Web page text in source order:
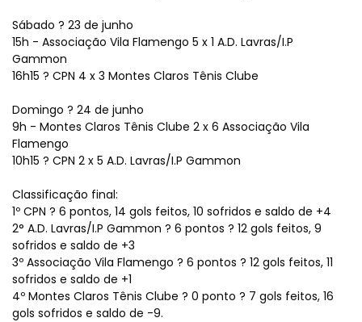
Sábado ? 23 de junho
15h - Associação Vila Flamengo 5 x 1 A.D. Lavras/I.P
Gammon
16h15 ? CPN 4 x 3 Montes Claros Tênis Clube
Domingo ? 24 de junho
9h - Montes Claros Tênis Clube 2 x 6 Associação Vila
Flamengo
10h15 ? CPN 2 x 5 A.D. Lavras/I.P Gammon
Classificação final:
1º CPN ? 6 pontos, 14 gols feitos, 10 sofridos e saldo de +4
2° A.D. Lavras/I.P Gammon ? 6 pontos ? 12 gols feitos, 9
sofridos e saldo de +3
3º Associação Vila Flamengo ? 6 pontos ? 12 gols feitos, 11
sofridos e saldo de +1
4º Montes Claros Tênis Clube ? 0 ponto ? 7 gols feitos, 16
gols sofridos e saldo de -9.